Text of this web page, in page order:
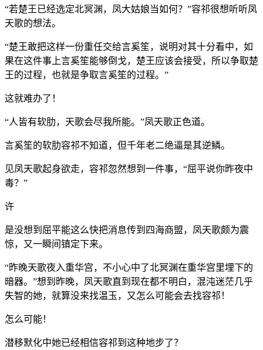
“若楚王已经选定北冥渊，凤大姑娘当如何？”容祁很想听听凤
天歌的想法。
“楚王敢把这样一份重任交给言奚笙，说明对其十分看中，如
果在这件事上言奚笙能够倒戈，楚王应该会接受，所以争取楚
王的过程，也就是争取言奚笙的过程。”
这就难办了！
“人皆有软肋，天歌会尽我所能。”凤天歌正色道。
言奚笙的软肋容祁不知道，但千年老二绝逼是其逆鳞。
见凤天歌起身欲走，容祁忽然想到一件事，“屈平说你昨夜中
毒？”
许
是没想到屈平能这么快把消息传到四海商盟，凤天歌颇为震
惊，又一瞬间镇定下来。
“昨晚天歌夜入重华宫，不小心中了北冥渊在重华宫里埋下的
暗器。”想到昨晚，凤天歌直到现在都不明白，混沌迷茫几乎
失智的她，就算没来找温玉，又怎么可能会去找容祁！
怎么可能！
潜移默化中她已经相信容祁到这种地步了？